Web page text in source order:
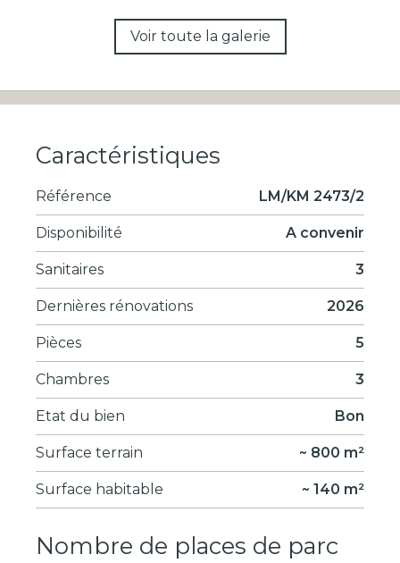
Voir toute la galerie
Caractéristiques
Référence LM/KM 2473/2
Disponibilité A convenir
Sanitaires 3
Dernières rénovations 2026
Pièces 5
Chambres 3
Etat du bien Bon
Surface terrain ~ 800 m²
Surface habitable ~ 140 m²
Nombre de places de parc